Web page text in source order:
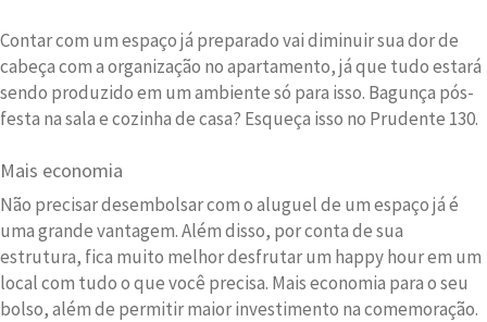
Contar com um espaço já preparado vai diminuir sua dor de
cabeça com a organização no apartamento, já que tudo estará
sendo produzido em um ambiente só para isso. Bagunça pós-
festa na sala e cozinha de casa? Esqueça isso no Prudente 130.
Mais economia
Não precisar desembolsar com o aluguel de um espaço já é
uma grande vantagem. Além disso, por conta de sua
estrutura, fica muito melhor desfrutar um happy hour em um
local com tudo o que você precisa. Mais economia para o seu
bolso, além de permitir maior investimento na comemoração.